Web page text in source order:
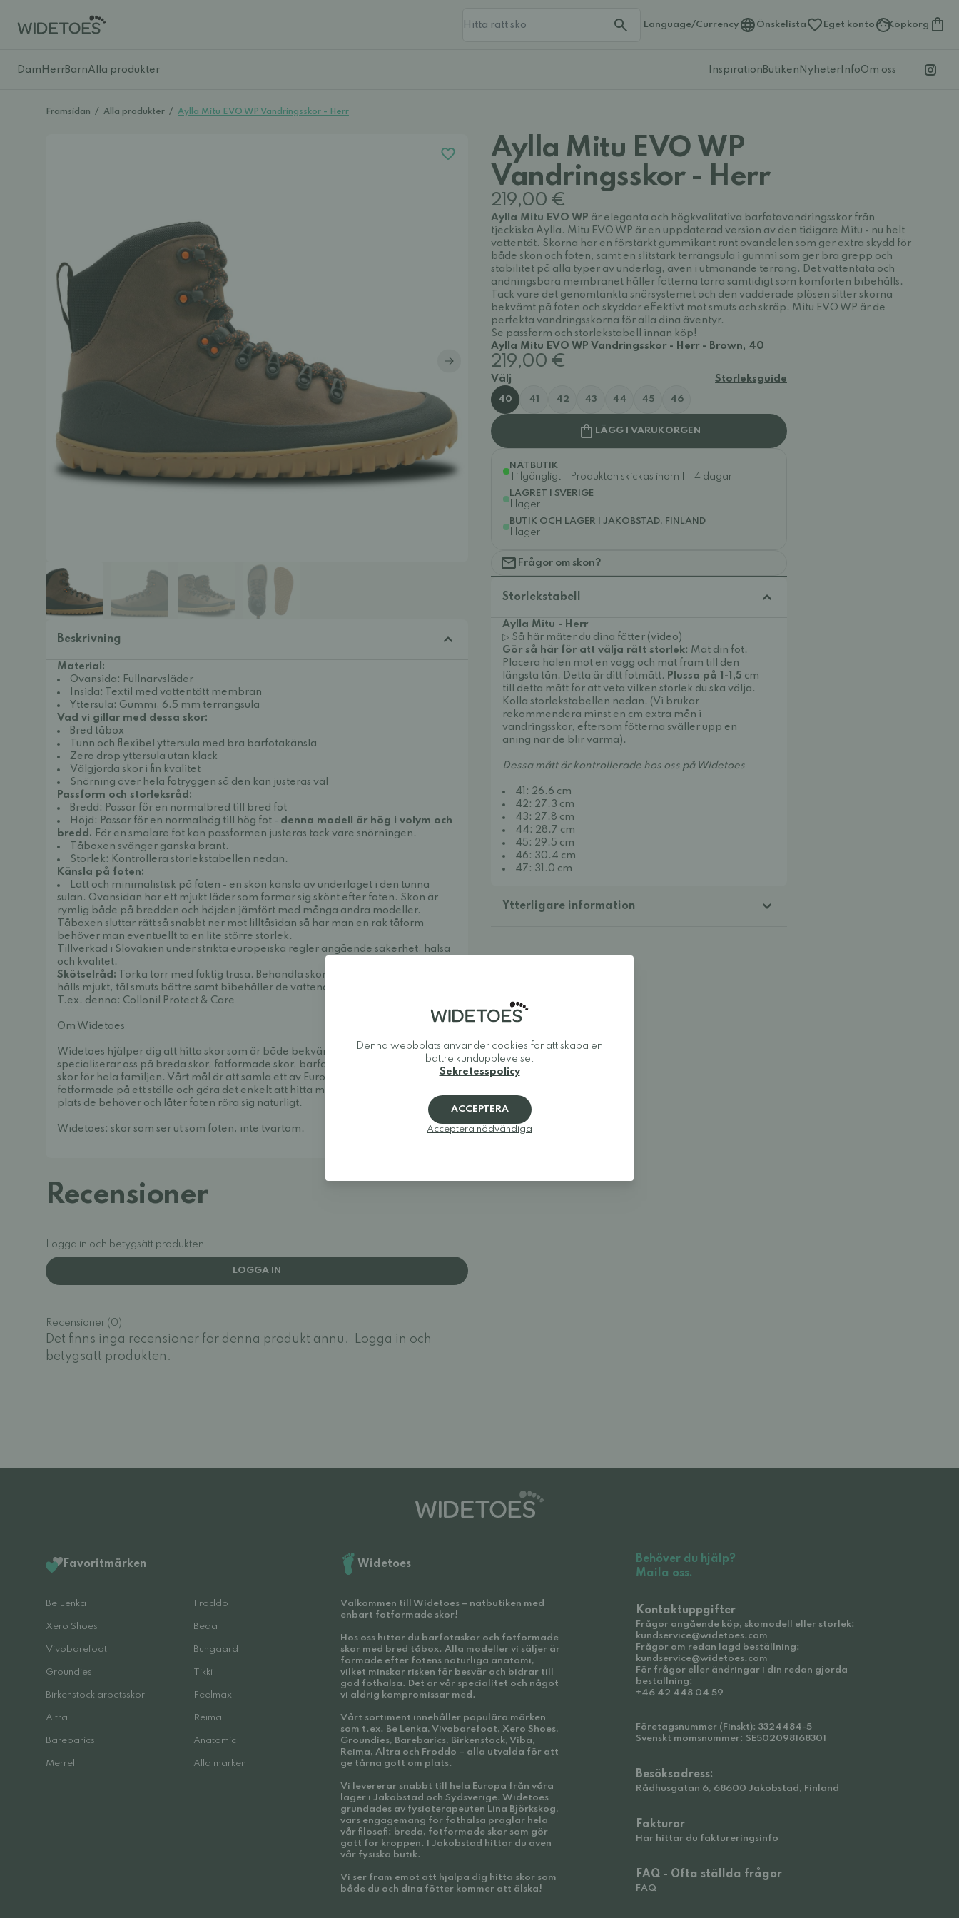
Language/Currency Önskelista Eget konto Köpkorg
Dam HerrBarnAlla produkter Inspiration Butiken Nyheter InfoOm oss
Framsidan / Alla produkter / Aylla Mitu EVO WP Vandringsskor - Herr
Beskrivning
Material:
Ovansida: Fullnarvsläder
Insida: Textil med vattentätt membran
Yttersula: Gummi, 6.5 mm terrängsula
Vad vi gillar med dessa skor:
Bred tåbox
Tunn och flexibel yttersula med bra barfotakänsla
Zero drop yttersula utan klack
Välgjorda skor i fin kvalitet
Snörning över hela fotryggen så den kan justeras väl
Passform och storleksråd:
Bredd: Passar för en normalbred till bred fot
Höjd: Passar för en normalhög till hög fot - denna modell är hög i volym och
bredd. För en smalare fot kan passformen justeras tack vare snörningen.
Tåboxen svänger ganska brant.
Storlek: Kontrollera storlekstabellen nedan.
Känsla på foten:
Lätt och minimalistisk på foten - en skön känsla av underlaget i den tunna
sulan. Ovansidan har ett mjukt läder som formar sig skönt efter foten. Skon är
rymlig både på bredden och höjden jämfört med många andra modeller.
Tåboxen sluttar rätt så snabbt ner mot lilltåsidan så har man en rak tåform
behöver man eventuellt ta en lite större storlek.
Tillverkad i Slovakien under strikta europeiska regler angående säkerhet, hälsa
och kvalitet.
Skötselråd: Torka torr med fuktig trasa. Behandla skon regelbundet så lädret
hålls mjukt, tål smuts bättre samt bibehåller de vattenavstötande egenskaperna.
T.ex. denna: Collonil Protect & Care
Om Widetoes
Widetoes hjälper dig att hitta skor som är både bekväma och snygga. Vi
specialiserar oss på breda skor, fotformade skor, barfotaskor och minimalistiska
skor för hela familjen. Vårt mål är att samla ett av Europas bästa utbud av
fotformade på ett ställe och göra det enkelt att hitta modeller som ger tårna den
plats de behöver och låter foten röra sig naturligt.
Widetoes: skor som ser ut som foten, inte tvärtom.
Recensioner
Logga in och betygsätt produkten.
LOGGA IN
Recensioner (0)
Det finns inga recensioner för denna produkt ännu.
Logga in och
betygsätt produkten.
Aylla Mitu EVO WP
Vandringsskor - Herr
219,00 €
Aylla Mitu EVO WP är eleganta och högkvalitativa barfotavandringsskor från
tjeckiska Aylla. Mitu EVO WP är en uppdaterad version av den tidigare Mitu - nu helt
vattentät. Skorna har en förstärkt gummikant runt ovandelen som ger extra skydd för
både skon och foten, samt en slitstark terrängsula i gummi som ger bra grepp och
stabilitet på alla typer av underlag, även i utmanande terräng. Det vattentäta och
andningsbara membranet håller fötterna torra samtidigt som komforten bibehålls.
Tack vare det genomtänkta snörsystemet och den vadderade plösen sitter skorna
bekvämt på foten och skyddar effektivt mot smuts och skräp. Mitu EVO WP är de
perfekta vandringsskorna för alla dina äventyr.
Se passform och storlekstabell innan köp!
Aylla Mitu EVO WP Vandringsskor - Herr - Brown, 40
219,00 €
Välj Storleksguide
40 41 42 43 44 45 46
LÄGG I VARUKORGEN
NÄTBUTIK
Tillgängligt - Produkten skickas inom 1 - 4 dagar
LAGRET I SVERIGE
I lager
BUTIK OCH LAGER I JAKOBSTAD, FINLAND
I lager
Frågor om skon?
Storlekstabell
Aylla Mitu - Herr
▷ Så här mäter du dina fötter (video)
Gör så här för att välja rätt storlek: Mät din fot.
Placera hälen mot en vägg och mät fram till den
längsta tån. Detta är ditt fotmått. Plussa på 1-1,5 cm
till detta mått för att veta vilken storlek du ska välja.
Kolla storlekstabellen nedan. (Vi brukar
rekommendera minst en cm extra mån i
vandringsskor, eftersom fötterna sväller upp en
aning när de blir varma).
Dessa mått är kontrollerade hos oss på Widetoes
41: 26.6 cm
42: 27.3 cm
43: 27.8 cm
44: 28.7 cm
45: 29.5 cm
46: 30.4 cm
47: 31.0 cm
Ytterligare information
Favoritmärken
Be Lenka Froddo
Xero Shoes Beda
Vivobarefoot Bungaard
Groundies Tikki
Birkenstock arbetsskor Feelmax
Altra Reima
Barebarics Anatomic
Merrell Alla märken
Widetoes
Välkommen till Widetoes – nätbutiken med
enbart fotformade skor!
Hos oss hittar du barfotaskor och fotformade
skor med bred tåbox. Alla modeller vi säljer är
formade efter fotens naturliga anatomi,
vilket minskar risken för besvär och bidrar till
god fothälsa. Det är vår specialitet och något
vi aldrig kompromissar med.
Vårt sortiment innehåller populära märken
som t.ex. Be Lenka, Vivobarefoot, Xero Shoes,
Groundies, Barebarics, Birkenstock, Viba,
Reima, Altra och Froddo – alla utvalda för att
ge tårna gott om plats.
Vi levererar snabbt till hela Europa från våra
lager i Jakobstad och Sydsverige. Widetoes
grundades av fysioterapeuten Lina Björkskog,
vars engagemang för fothälsa präglar hela
vår filosofi: breda, fotformade skor som gör
gott för kroppen. I Jakobstad hittar du även
vår fysiska butik.
Vi ser fram emot att hjälpa dig hitta skor som
både du och dina fötter kommer att älska!
Behöver du hjälp?
Maila oss.
Kontaktuppgifter
Frågor angående köp, skomodell eller storlek:
kundservice@widetoes.com
Frågor om redan lagd beställning:
kundservice@widetoes.com
För frågor eller ändringar i din redan gjorda
beställning:
+46 42 448 04 59
Företagsnummer (Finskt): 3324484-5
Svenskt momsnummer: SE502098168301
Besöksadress:
Rådhusgatan 6, 68600 Jakobstad, Finland
Fakturor
Här hittar du faktureringsinfo
FAQ - Ofta ställda frågor
FAQ
Denna webbplats använder cookies för att skapa en
bättre kundupplevelse.
Sekretesspolicy
ACCEPTERA
Acceptera nödvändiga